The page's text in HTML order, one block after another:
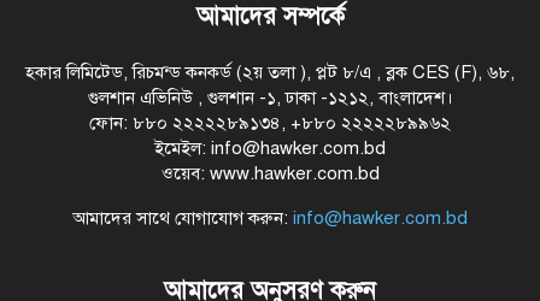
আমাদের সম্পর্কে
হকার লিমিটেড, রিচমন্ড কনকর্ড (২য় তলা ), প্লট ৮/এ , ব্লক CES (F), ৬৮,
গুলশান এভিনিউ , গুলশান -১, ঢাকা -১২১২, বাংলাদেশ।
ফোন: ৮৮০ ২২২২২৮৯১৩৪, +৮৮০ ২২২২২৮৯৯৬২
ইমেইল: info@hawker.com.bd
ওয়েব: www.hawker.com.bd
আমাদের সাথে যোগাযোগ করুন: info@hawker.com.bd
আমাদের অনুসরণ করুন